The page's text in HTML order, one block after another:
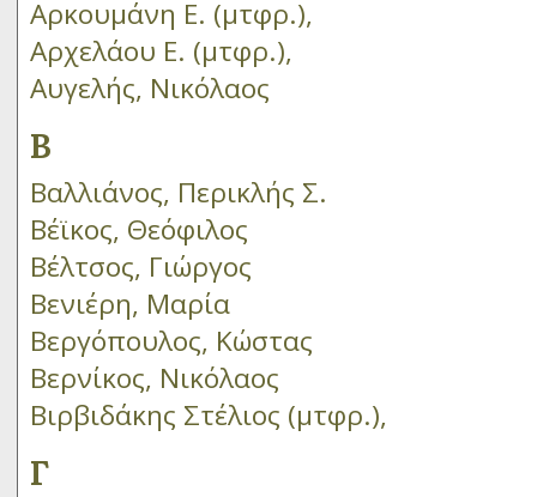
Αρκουμάνη Ε. (μτφρ.),
Αρχελάου Ε. (μτφρ.),
Αυγελής, Νικόλαος
Β
Βαλλιάνος, Περικλής Σ.
Βέϊκος, Θεόφιλος
Βέλτσος, Γιώργος
Βενιέρη, Μαρία
Βεργόπουλος, Κώστας
Βερνίκος, Νικόλαος
Βιρβιδάκης Στέλιος (μτφρ.),
Γ